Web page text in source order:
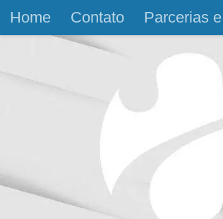
Skip to content
Home Contato Parcerias